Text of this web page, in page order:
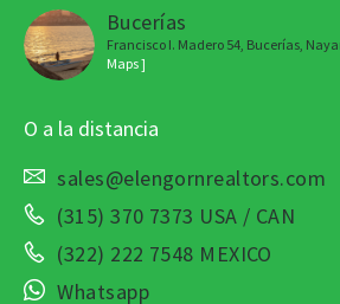
Bucerías
Francisco I. Madero 54, Bucerías,
Maps ]
O a la distancia
sales@elengornrealtors.com
(315) 370 7373 USA / CAN
(322) 222 7548 MEXICO
Whatsapp